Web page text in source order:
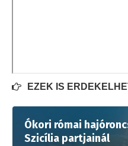
EZEK IS
Ókori római
Szicília partjainál